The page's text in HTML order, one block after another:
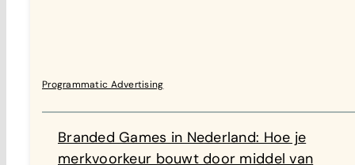
Programmatic Advertising
Branded Games in Nederland: Hoe je
merkvoorkeur bouwt door middel van